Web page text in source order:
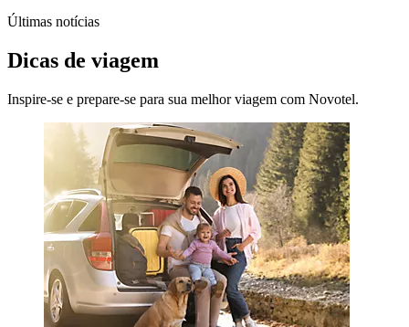
Últimas notícias
Dicas de viagem
Inspire-se e prepare-se para sua melhor viagem com Novotel.